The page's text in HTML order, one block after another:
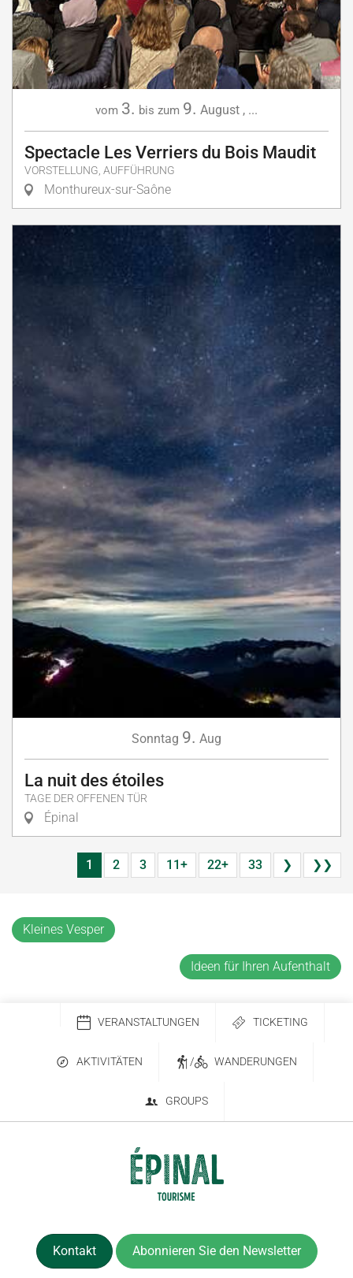
vom 3. bis zum 9. August , ...
Spectacle Les Verriers du Bois Maudit
VORSTELLUNG, AUFFÜHRUNG
Monthureux-sur-Saône
Sonntag 9. Aug
La nuit des étoiles
TAGE DER OFFENEN TÜR
Épinal
1 2 3 11+ 22+ 33 ❯ ❯❯
Kleines Vesper
Ideen für Ihren Aufenthalt
VERANSTALTUNGEN TICKETING
AKTIVITÄTEN / WANDERUNGEN
GROUPS
Kontakt Abonnieren Sie den Newsletter